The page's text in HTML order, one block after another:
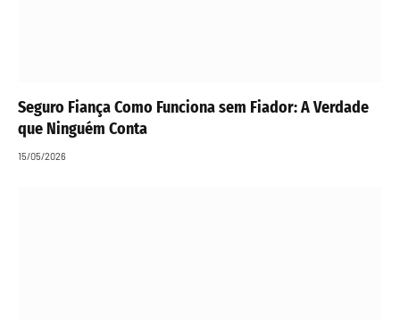
Seguro Fiança Como Funciona sem Fiador: A Verdade
que Ninguém Conta
15/05/2026